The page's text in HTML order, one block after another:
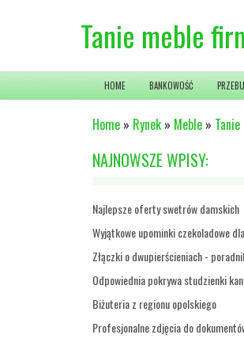
Tanie meble
HOME BANKOWOŚĆ
Home » Rynek » Meble »
NAJNOWSZE WPISY:
Najlepsze oferty swetrów damskich
Wyjątkowe upominki czekoladowe
Złączki o dwupierścieniach -
Odpowiednia pokrywa studzienki
Biżuteria z regionu opolskiego
Profesjonalne zdjęcia do